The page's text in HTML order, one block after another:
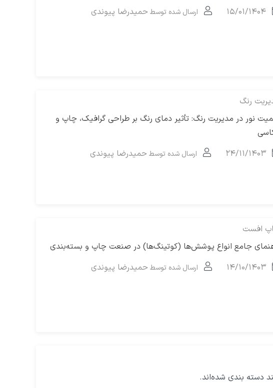
۱۵/۰۱/۱۴۰۴
ارسال شده توسط حمیدرضا پیوندی
رنگ
نور در مدیریت رنگ: تأثیر دمای رنگ بر طراحی گرافیک، چاپ و
۲۴/۱۱/۱۴۰۳
ارسال شده توسط حمیدرضا پیوندی
افست
جامع انواع پوشش‌ها (کوتینگ‌ها) در صنعت چاپ و بسته‌بندی
۱۴/۱۰/۱۴۰۳
ارسال شده توسط حمیدرضا پیوندی
دسته بندی شده‌اند.